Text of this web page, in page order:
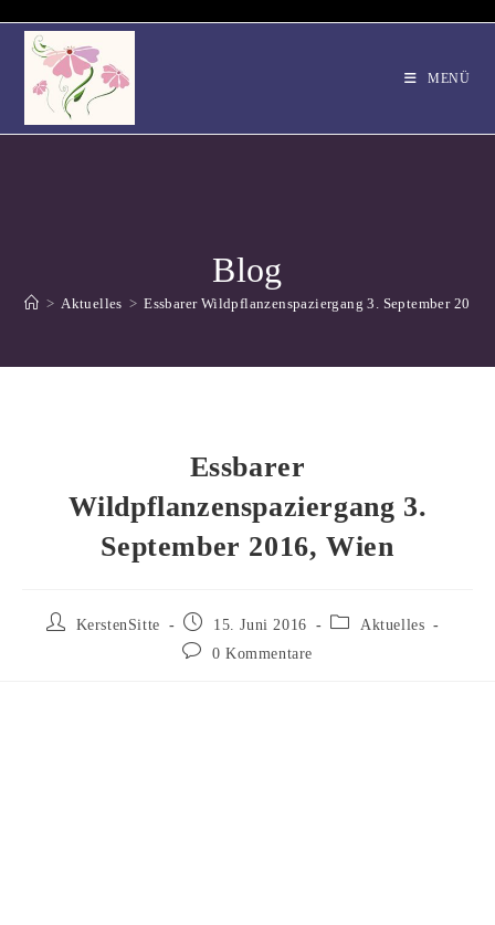
Inhalt
springen
MENÜ
Blog
> Aktuelles > Essbarer Wildpflanzenspaziergang 3. September 2016,
Essbarer
Wildpflanzenspaziergang 3.
September 2016, Wien
Beitrags-
KerstenSitte
Beitrag
veröffentlicht:
15. Juni 2016
Beitrags-Aktuelles
Beitrags-0 Kommentare